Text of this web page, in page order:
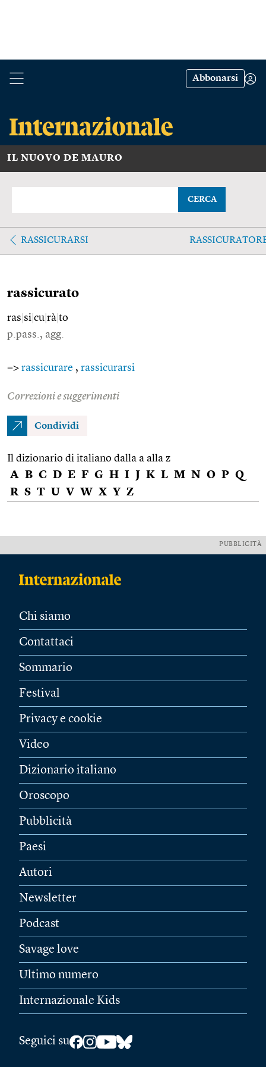
Abbonarsi
IL NUOVO DE MAURO
CERCA
RASSICURARSI
rassicurato
ras si cu rà to
p.pass., agg.
=> rassicurare , rassicurarsi
Correzioni e suggerimenti
Condividi
Il dizionario di italiano dalla a alla z
A B C D E F G H I J K L M N O P Q
R S T U V W X Y Z
PUBBLICITÀ
Chi siamo
Contattaci
Sommario
Festival
Privacy e cookie
Video
Dizionario italiano
Oroscopo
Pubblicità
Paesi
Autori
Newsletter
Podcast
Savage love
Ultimo numero
Internazionale Kids
Seguici su